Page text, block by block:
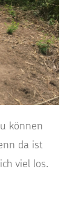
können
da ist
viel los.